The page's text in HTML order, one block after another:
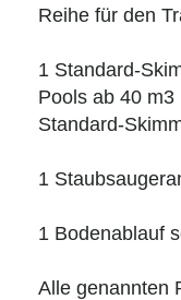
Reihe für den
1 Standard-
Pools ab 40
Standard-
1
1 Bodenablauf
Alle genannten